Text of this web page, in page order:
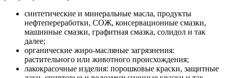
синтетические и минеральные масла, продукты
нефтепереработки, СОЖ, консервационные смазки,
машинные смазки, графитная смазка, солидол и так
далее;
органические жиро-масляные загрязнения:
растительного или животного происхождения;
лакокрасочные изделия: порошковые краски, защитные